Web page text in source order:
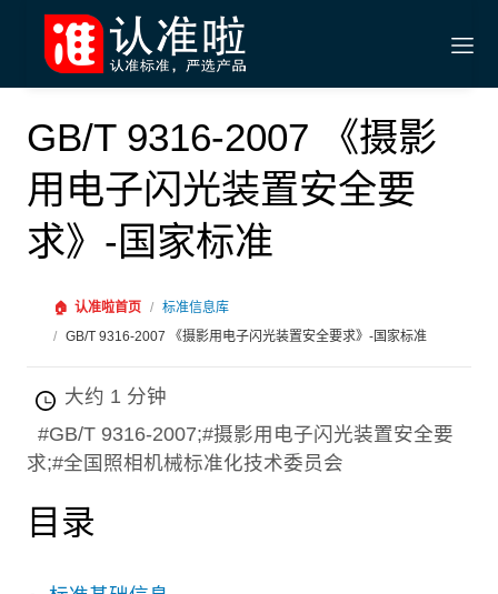
GB/T 9316-2007 《摄影
用电子闪光装置安全要
求》-国家标准
🏠 认准啦首页 / 标准信息库
/ GB/T 9316-2007 《摄影用电子闪光装置安全要求》-国家标准
大约 1 分钟
#GB/T 9316-2007;#摄影用电子闪光装置安全要
求;#全国照相机械标准化技术委员会
目录